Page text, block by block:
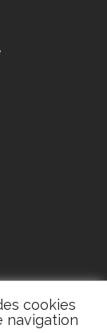
cookies
navigation